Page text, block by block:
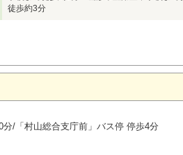
徒歩約3分
分/「村山総合支庁前」バス停 停歩4分